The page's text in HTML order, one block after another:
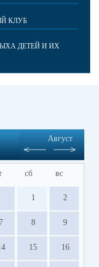
КЛУБ
ДЕТЕЙ И ИХ
Август
сб вс
1 2
7 8 9
15 16